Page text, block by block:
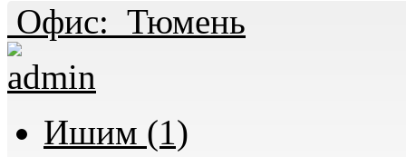
Офис: Тюмень
Ишим (1)